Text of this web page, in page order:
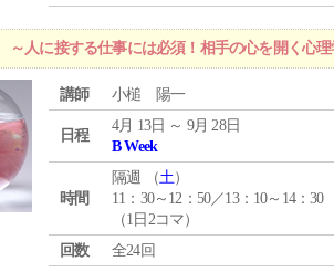
人に接する仕事には必須！相手の心を開く心理
講師 小槌 陽一
日程
4月 13日 ～ 9月 28日
B Week
時間
隔週 （土）
11：30～12：50／13：10～14：30
（1日2コマ）
回数
全24回